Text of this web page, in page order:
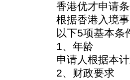
香港优才申请
根据香港入境
以下5项基本条
1、年龄
申请人根据本
2、财政要求